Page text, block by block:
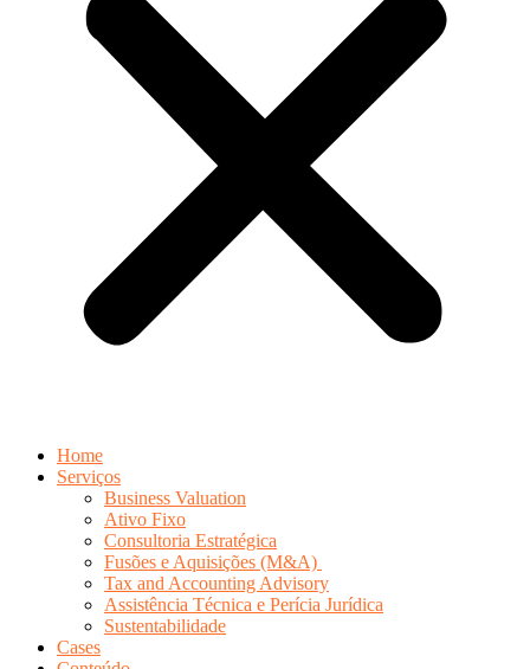
Home
Serviços
Business Valuation
Ativo Fixo
Consultoria Estratégica
Fusões e Aquisições (M&A)
Tax and Accounting Advisory
Assistência Técnica e Perícia Jurídica
Sustentabilidade
Cases